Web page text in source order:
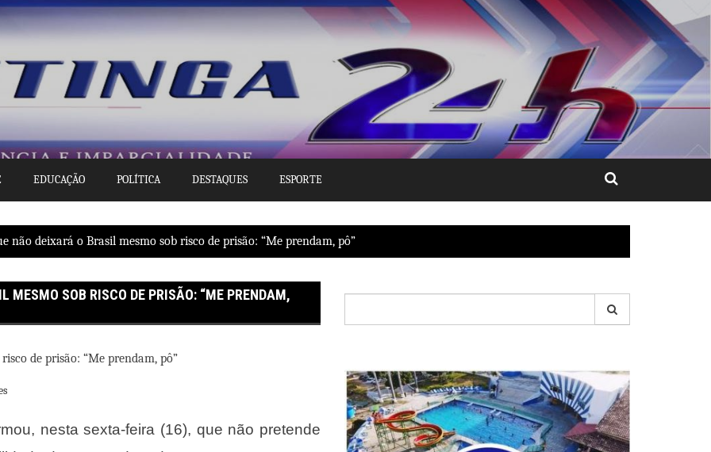
EDUCAÇÃO POLÍTICA DESTAQUES ESPORTE
não deixará o Brasil mesmo sob risco de prisão: “Me prendam, pô”
MESMO SOB RISCO DE PRISÃO: “ME PRENDAM,
nesta sexta-feira (16), que não pretende
por: